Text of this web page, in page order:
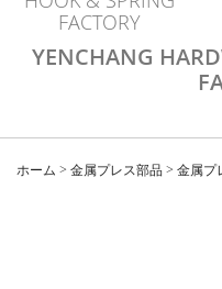
YENCHANG
ホーム > 金属プレス部品> 金属プ